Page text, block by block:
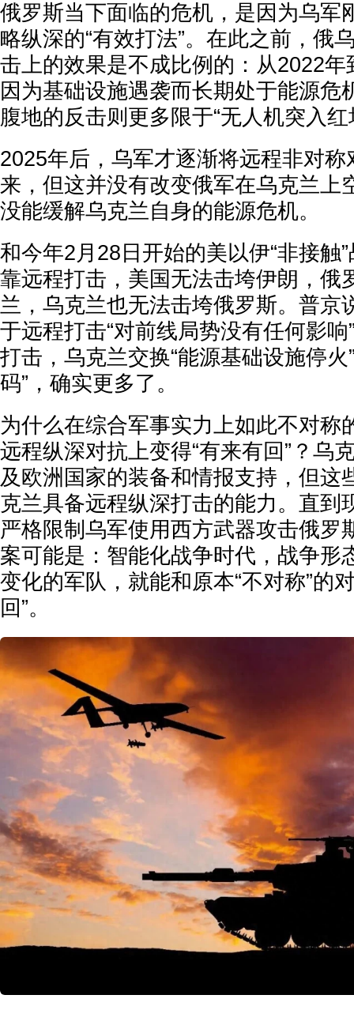
俄罗斯当下面临的危机，是因为乌军
略纵深的“有效打法”。在此之前，俄
击上的效果是不成比例的：从2022
因为基础设施遇袭而长期处于能源危
腹地的反击则更多限于“无人机突入
2025年后，乌军才逐渐将远程非对
来，但这并没有改变俄军在乌克兰上
没能缓解乌克兰自身的能源危机。
和今年2月28日开始的美以伊“非接触
靠远程打击，美国无法击垮伊朗，俄
兰，乌克兰也无法击垮俄罗斯。普京
于远程打击“对前线局势没有任何影
打击，乌克兰交换“能源基础设施停火
码”，确实更多了。
为什么在综合军事实力上如此不对称
远程纵深对抗上变得“有来有回”？乌
及欧洲国家的装备和情报支持，但这
克兰具备远程纵深打击的能力。直到
严格限制乌军使用西方武器攻击俄罗
案可能是：智能化战争时代，战争形
变化的军队，就能和原本“不对称”的
回”。